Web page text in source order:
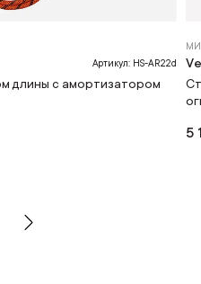
Артикул: HS-AR22d
длины с амортизатором
5